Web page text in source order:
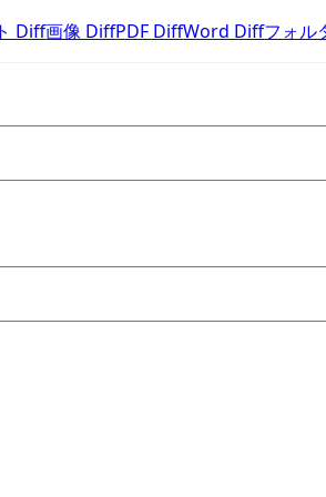
Diff画像 DiffPDF DiffWord Diffフォル